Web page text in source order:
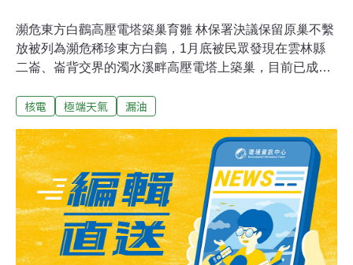
瀕危東方白鸛高壓電塔築巢育雛 林保署決議保留原巢不繫
放被列為瀕危稀珍東方白鸛，1月底被民眾發現在雲林縣
二崙、崙背交界的濁水溪畔高壓電塔上築巢，目前已成功
部林保署邀學者專家研議，決定今年先保留原巢，不做繫
案，提出因應。（公視新聞網報導）3-1、3-2風場爆解約
潮 經濟部尊重業者投資布局外界關注離岸風電爆出解約
潮，經濟部能源署晚間回應，離岸風電產業為資本密集行
業，風場設置涉及融資相關議題，尊重國內外綠能開發商
因應外在投資環境變化及商業模式考量，所進行之全球投
資策略調整，相關決策屬個別業者的投資布局規劃，不影
響離岸風電設置目標；至於業者退場的海域空間，會在後
核電 極端天氣 漏油